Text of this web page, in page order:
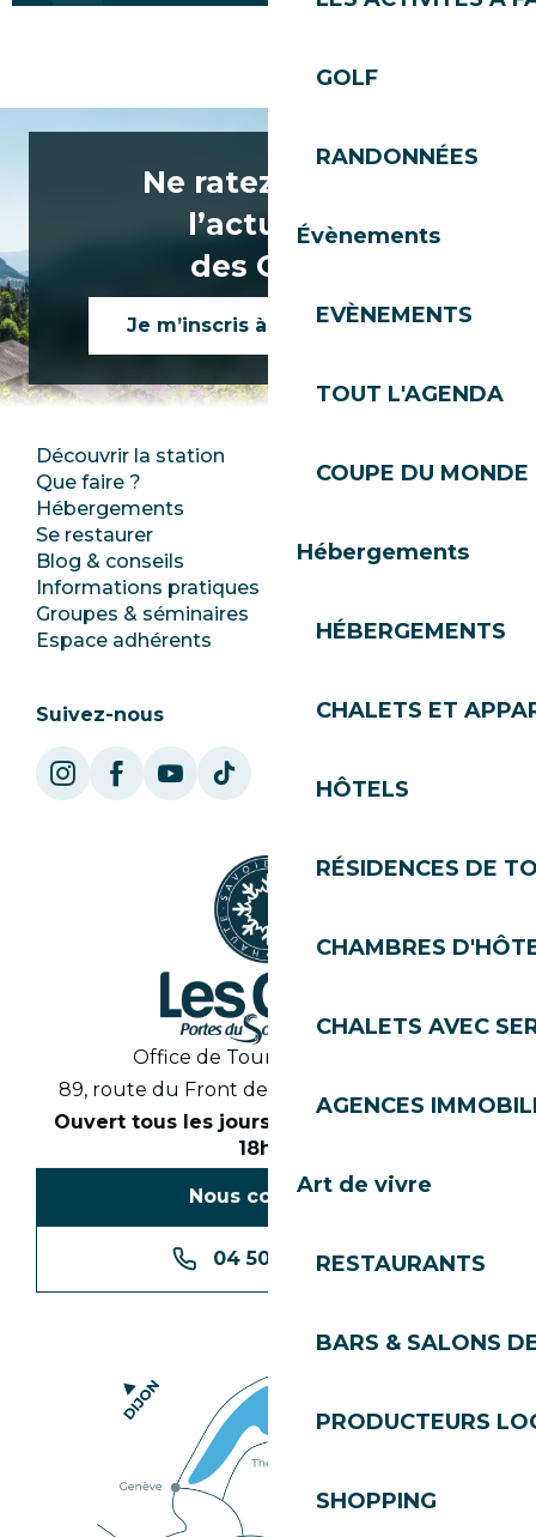
GOLF
RANDONNÉES
Évènements
EVÈNEMENTS
TOUT L'AGENDA
COUPE DU
Hébergements
HÉBERGEMENTS
CHALETS ET
HÔTELS
RÉSIDENCES DE
CHAMBRES
CHALETS AVEC
AGENCES
Art de vivre
RESTAURANTS
BARS & SALONS
PRODUCTEURS
SHOPPING
Ne ratez rien de
l’actualité
des Gets !
Je m’inscris à la newsletter
Découvrir la station
Que faire ?
Hébergements
Se restaurer
Blog & conseils
Informations pratiques
Groupes & séminaires
Espace adhérents
Club Les Gets
Ecotourisme
SoleGets
Les Gets Tourisme
Suivez-nous
Office de Tourisme des Gets
89, route du Front de Neige 74260 Les Gets
Ouvert tous les jours en saison de 8h30 à
18h30
Nous contacter
04 50 74 74 74